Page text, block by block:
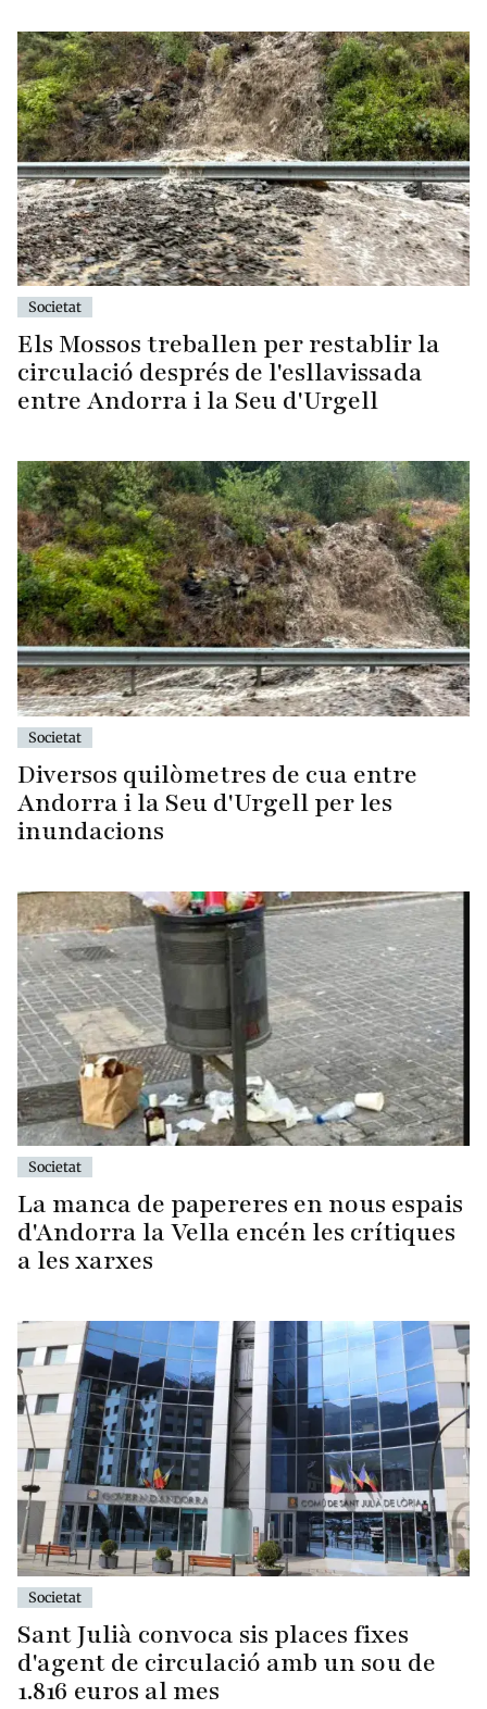
Societat
Els Mossos treballen per restablir la
circulació després de l'esllavissada
entre Andorra i la Seu d'Urgell
Societat
Diversos quilòmetres de cua entre
Andorra i la Seu d'Urgell per les
inundacions
Societat
La manca de papereres en nous espais
d'Andorra la Vella encén les crítiques
a les xarxes
Societat
Sant Julià convoca sis places fixes
d'agent de circulació amb un sou de
1.816 euros al mes